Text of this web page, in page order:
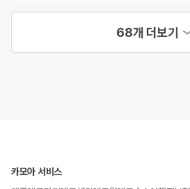
68개 더보기
카모아 서비스